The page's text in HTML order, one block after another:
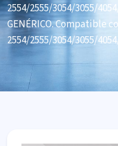
2554/2555/3054/3055/
GENÉRICO. Compatible
2554/2555/3054/3055/